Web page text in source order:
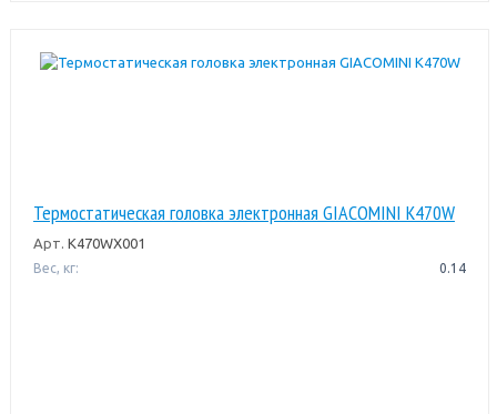
Термостатическая головка электронная GIACOMINI K470W
Арт. K470WX001
Вес, кг: 0.14